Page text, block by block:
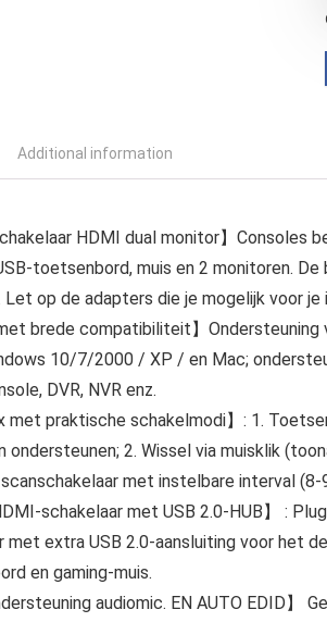
Additional information
HDMI dual monitor】
toetsenbord, muis en 2 monitoren.
op de adapters die je mogelijk voor je
met brede compatibiliteit】
10/7/2000 / XP / en Mac;
DVR, NVR enz.
met praktische schakelmodi】: 1.
2. Wissel via muisklik
met instelbare interval (8-
schakelaar met USB 2.0-HUB】 :
extra USB 2.0-aansluiting voor het
en gaming-muis.
audiomic. EN AUTO EDID】